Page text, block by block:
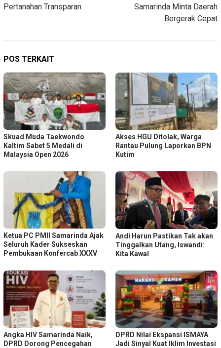
Pertanahan Transparan
Samarinda Minta Daerah
Bergerak Cepat
POS TERKAIT
Skuad Muda Taekwondo
Kaltim Sabet 5 Medali di
Malaysia Open 2026
Akses HGU Ditolak, Warga
Rantau Pulung Laporkan BPN
Kutim
Ketua PC PMII Samarinda Ajak
Seluruh Kader Sukseskan
Pembukaan Konfercab XXXV
Andi Harun Pastikan Tak akan
Tinggalkan Utang, Iswandi:
Kita Kawal
Angka HIV Samarinda Naik,
DPRD Dorong Pencegahan
DPRD Nilai Ekspansi ISMAYA
Jadi Sinyal Kuat Iklim Investasi